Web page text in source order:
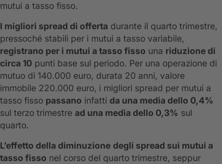
mutui a tasso fisso.
I migliori spread di offerta durante il quarto trimestre,
pressoché stabili per i mutui a tasso variabile,
registrano per i mutui a tasso fisso una riduzione di
circa 10 punti base sul periodo. Per una operazione di
mutuo di 140.000 euro, durata 20 anni, valore
immobile 220.000 euro, i migliori spread per mutui a
tasso fisso passano infatti da una media dello 0,4%
sul terzo trimestre ad una media dello 0,3% sul
quarto.
L’effetto della diminuzione degli spread sui mutui a
tasso fisso nel corso del quarto trimestre, seppur